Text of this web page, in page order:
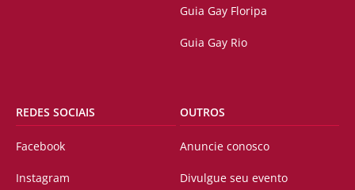
Guia Gay Floripa
Guia Gay Rio
REDES SOCIAIS
Facebook
Instagram
OUTROS
Anuncie conosco
Divulgue seu evento